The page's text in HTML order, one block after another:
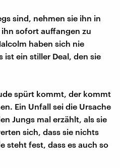
sind, nehmen sie ihn in
sofort auffangen zu
haben sich nie
ist ein stiller Deal, den sie
spürt kommt, der kommt
Ein Unfall sei die Ursache
Jungs mal erzählt, als sie
sich, dass sie nichts
steht fest, dass es auch so